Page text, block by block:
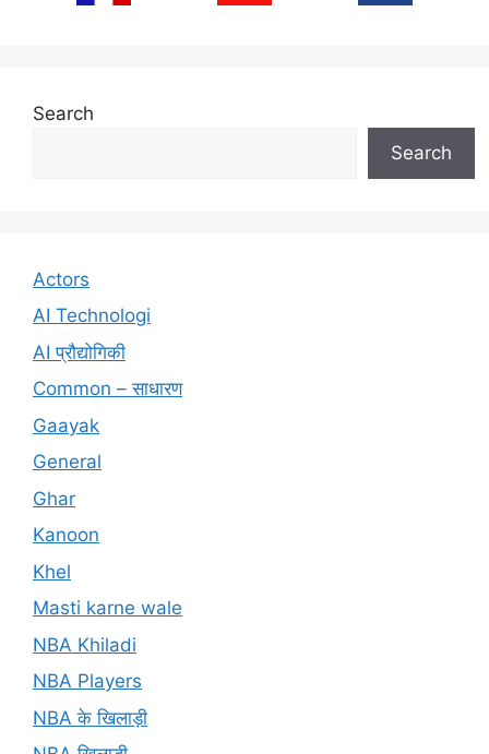
Search
Search
Actors
AI Technologi
AI प्रौद्योगिकी
Common – साधारण
Gaayak
General
Ghar
Kanoon
Khel
Masti karne wale
NBA Khiladi
NBA Players
NBA के खिलाड़ी